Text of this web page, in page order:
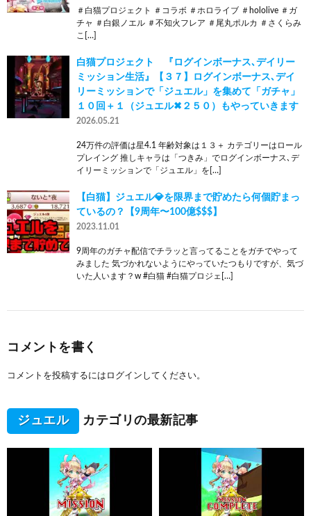
＃白猫プロジェクト ＃コラボ ＃ホロライブ ＃hololive ＃ガ
チャ ＃白銀ノエル ＃不知火フレア ＃尾丸ポルカ ＃さくらみ
こ[…]
白猫プロジェクト 『ログインボーナス､デイリー
ミッション生活』【３７】ログインボーナス､デイ
リーミッションで「ジュエル」を集めて「ガチャ」
１０回＋１（ジュエル✖︎２５０）もやっていきます
2026.05.21
24万件の評価は星4.1 年齢対象は１３＋ カテゴリーはロール
プレイング 推しキャラは「つきみ」でログインボーナス､デ
イリーミッションで「ジュエル」を[…]
【白猫】ジュエル💎を限界まで貯めたら何個貯まっ
ているの？【9周年〜100億$$$】
2023.11.01
9周年のガチャ配信でチラッと言ってることをガチでやって
みました 気づかれないようにやっていたつもりですが、気づ
いた人います？w #白猫 #白猫プロジェ[…]
コメントを書く
コメントを投稿するには ログイン してください。
ジュエル カテゴリの最新記事